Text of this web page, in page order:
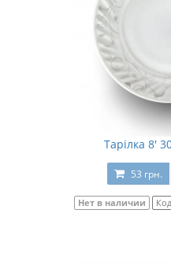
Тарілка 8'
53 грн.
Нет в наличии